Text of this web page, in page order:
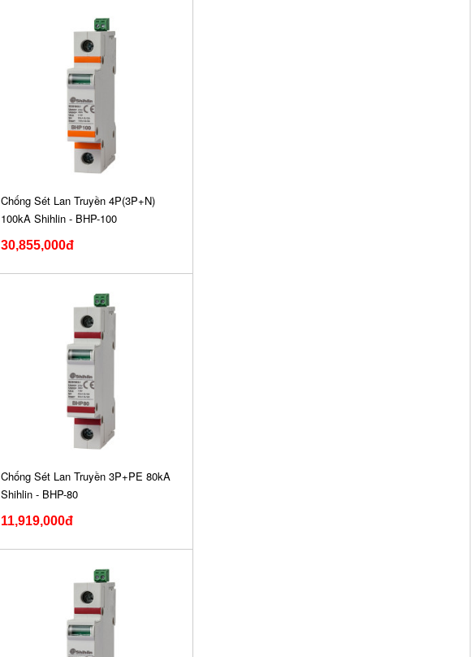
Chống Sét Lan Truyền 4P(3P+N)
100kA Shihlin - BHP-100
30,855,000đ
Chống Sét Lan Truyền 3P+PE 80kA
Shihlin - BHP-80
11,919,000đ